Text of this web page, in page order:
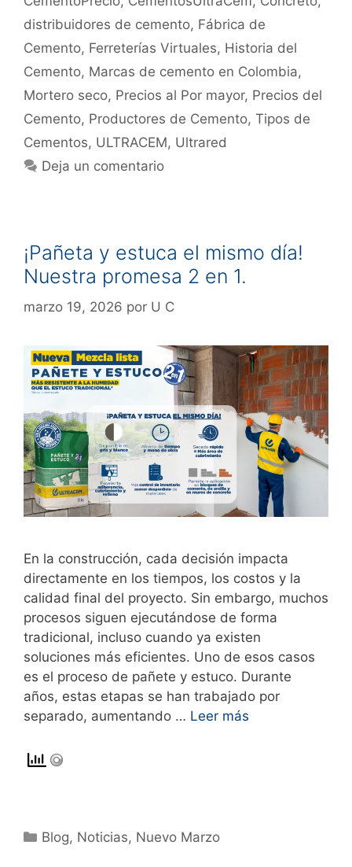
distribuidores de cemento, Fábrica de
Cemento, Ferreterías Virtuales, Historia del
Cemento, Marcas de cemento en Colombia,
Mortero seco, Precios al Por mayor, Precios del
Cemento, Productores de Cemento, Tipos de
Cementos, ULTRACEM, Ultrared
Deja un comentario
¡Pañeta y estuca el mismo día!
Nuestra promesa 2 en 1.
marzo 19, 2026 por U C
En la construcción, cada decisión impacta
directamente en los tiempos, los costos y la
calidad final del proyecto. Sin embargo, muchos
procesos siguen ejecutándose de forma
tradicional, incluso cuando ya existen
soluciones más eficientes. Uno de esos casos
es el proceso de pañete y estuco. Durante
años, estas etapas se han trabajado por
separado, aumentando … Leer más
Blog, Noticias, Nuevo Marzo